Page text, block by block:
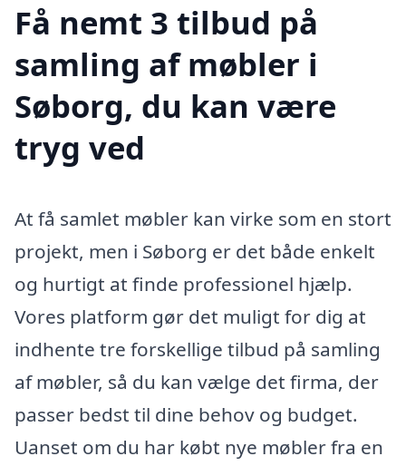
Få nemt 3 tilbud på
samling af møbler i
Søborg, du kan være
tryg ved
At få samlet møbler kan virke som en stort
projekt, men i Søborg er det både enkelt
og hurtigt at finde professionel hjælp.
Vores platform gør det muligt for dig at
indhente tre forskellige tilbud på samling
af møbler, så du kan vælge det firma, der
passer bedst til dine behov og budget.
Uanset om du har købt nye møbler fra en